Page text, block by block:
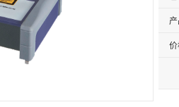
产
价